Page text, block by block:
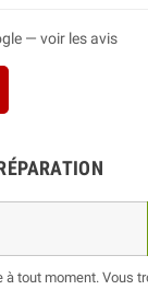
— voir les avis
tout moment. Vous